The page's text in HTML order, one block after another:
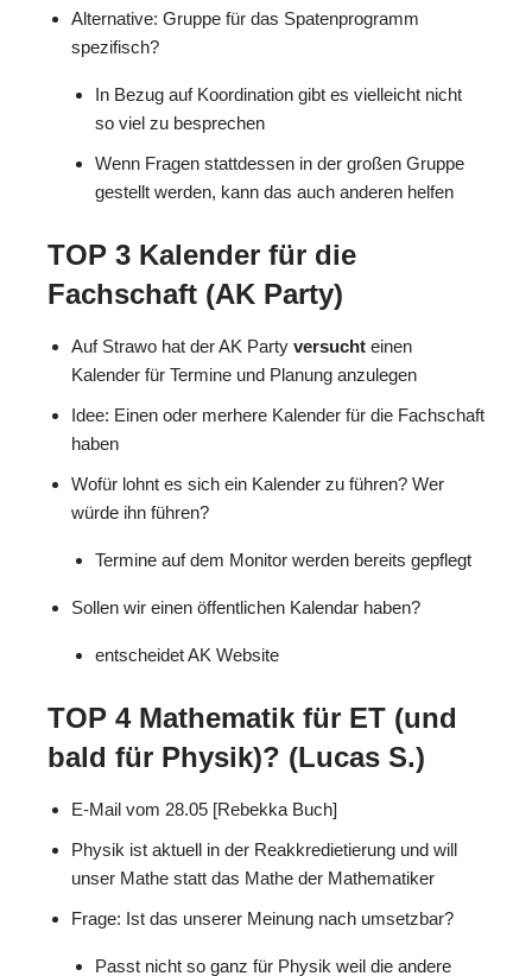
Alternative: Gruppe für das Spatenprogramm
spezifisch?
In Bezug auf Koordination gibt es vielleicht nicht
so viel zu besprechen
Wenn Fragen stattdessen in der großen Gruppe
gestellt werden, kann das auch anderen helfen
TOP 3 Kalender für die
Fachschaft (AK Party)
Auf Strawo hat der AK Party versucht einen
Kalender für Termine und Planung anzulegen
Idee: Einen oder merhere Kalender für die Fachschaft
haben
Wofür lohnt es sich ein Kalender zu führen? Wer
würde ihn führen?
Termine auf dem Monitor werden bereits gepflegt
Sollen wir einen öffentlichen Kalendar haben?
entscheidet AK Website
TOP 4 Mathematik für ET (und
bald für Physik)? (Lucas S.)
E-Mail vom 28.05 [Rebekka Buch]
Physik ist aktuell in der Reakkredietierung und will
unser Mathe statt das Mathe der Mathematiker
Frage: Ist das unserer Meinung nach umsetzbar?
Passt nicht so ganz für Physik weil die andere